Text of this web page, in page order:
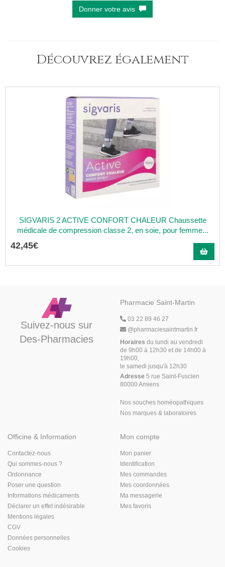
Donner votre avis
Découvrez également
SIGVARIS 2 ACTIVE CONFORT CHALEUR Chaussette
médicale de compression classe 2, en soie, pour femme...
42,45€
Suivez-nous sur
Des-Pharmacies
Pharmacie Saint-Martin
03 22 89 46 27
@pharmaciesaintmartin.fr
Horaires du lundi au vendredi
de 9h00 à 12h30 et de 14h00 à
19h00,
le samedi jusqu'à 12h30
Adresse 5 rue Saint-Fuscien
80000 Amiens
Nos souches homéopathiques
Nos marques & laboratoires
Officine & Information
Contactez-nous
Qui sommes-nous ?
Ordonnance
Poser une question
Informations médicaments
Déclarer un effet indésirable
Mentions légales
CGV
Données personnelles
Cookies
Mon compte
Mon panier
Identification
Mes commandes
Mes coordonnées
Ma messagerie
Mes favoris